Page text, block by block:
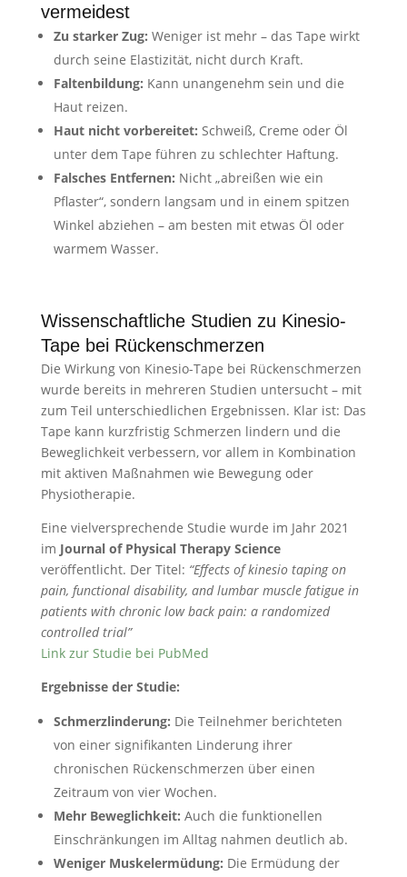
vermeidest
Zu starker Zug: Weniger ist mehr – das Tape wirkt
durch seine Elastizität, nicht durch Kraft.
Faltenbildung: Kann unangenehm sein und die
Haut reizen.
Haut nicht vorbereitet: Schweiß, Creme oder Öl
unter dem Tape führen zu schlechter Haftung.
Falsches Entfernen: Nicht „abreißen wie ein
Pflaster“, sondern langsam und in einem spitzen
Winkel abziehen – am besten mit etwas Öl oder
warmem Wasser.
Wissenschaftliche Studien zu Kinesio-
Tape bei Rückenschmerzen
Die Wirkung von Kinesio-Tape bei Rückenschmerzen
wurde bereits in mehreren Studien untersucht – mit
zum Teil unterschiedlichen Ergebnissen. Klar ist: Das
Tape kann kurzfristig Schmerzen lindern und die
Beweglichkeit verbessern, vor allem in Kombination
mit aktiven Maßnahmen wie Bewegung oder
Physiotherapie.
Eine vielversprechende Studie wurde im Jahr 2021
im Journal of Physical Therapy Science
veröffentlicht. Der Titel: “Effects of kinesio taping on
pain, functional disability, and lumbar muscle fatigue in
patients with chronic low back pain: a randomized
controlled trial”
Link zur Studie bei PubMed
Ergebnisse der Studie:
Schmerzlinderung: Die Teilnehmer berichteten
von einer signifikanten Linderung ihrer
chronischen Rückenschmerzen über einen
Zeitraum von vier Wochen.
Mehr Beweglichkeit: Auch die funktionellen
Einschränkungen im Alltag nahmen deutlich ab.
Weniger Muskelermüdung: Die Ermüdung der